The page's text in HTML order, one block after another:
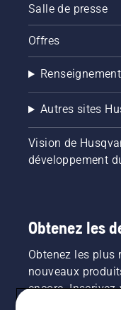
Salle de presse
Offres
Autres sites
Vision de
développement
Obtenez les
Obtenez les plus
nouveaux
encore.